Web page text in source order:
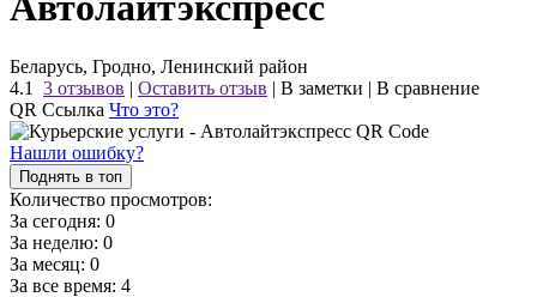
Беларусь, Гродно, Ленинский район
4.1
3 отзывов | Оставить отзыв | В заметки | В сравнение
QR Ссылка Что это?
Нашли ошибку?
Поднять в топ
Количество просмотров:
За сегодня: 0
За неделю: 0
За месяц: 0
За все время: 4